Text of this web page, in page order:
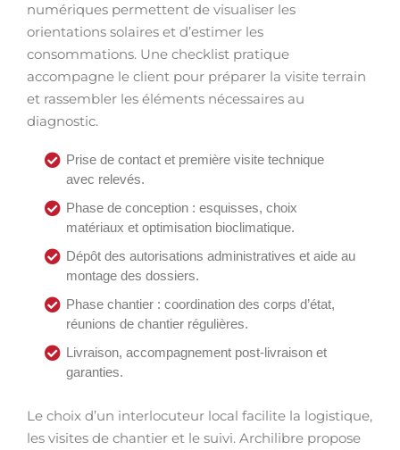
numériques permettent de visualiser les
orientations solaires et d’estimer les
consommations. Une checklist pratique
accompagne le client pour préparer la visite terrain
et rassembler les éléments nécessaires au
diagnostic.
Prise de contact et première visite technique
avec relevés.
Phase de conception : esquisses, choix
matériaux et optimisation bioclimatique.
Dépôt des autorisations administratives et aide au
montage des dossiers.
Phase chantier : coordination des corps d’état,
réunions de chantier régulières.
Livraison, accompagnement post-livraison et
garanties.
Le choix d’un interlocuteur local facilite la logistique,
les visites de chantier et le suivi. Archilibre propose